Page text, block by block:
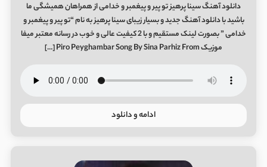
دانلود آهنگ سینا پرهیز ﺗﻮ ﭘﻴﺮ و ﭘﻴﻐﻤﺒﺮ و ﺧﺪاﻣﻰ از همراهان همیشگی ما
باشید با دانلود آهنگ جدید و بسیار زیبای سینا پرهیز به نام “ﺗﻮ ﭘﻴﺮ و ﭘﻴﻐﻤﺒﺮ و
ﺧﺪاﻣﻰ ” بصورت لینک مستقیم و با 2 کیفیت عالی و خوب در رسانه معتبر میفا
موزیک Piro Peyghambar Song By Sina Parhiz From […]
ادامه و دانلود